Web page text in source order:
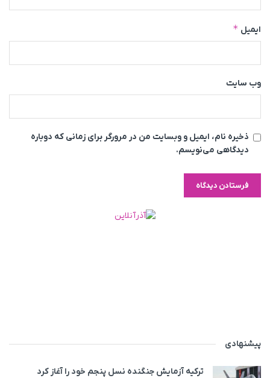
ایمیل *
وب‌ سایت
ذخیره نام، ایمیل و وبسایت من در مرورگر برای زمانی که دوباره
دیدگاهی می‌نویسم.
پیشنهادی
ترکیه آزمایش جنگنده نسل پنجم خود را آغاز کرد